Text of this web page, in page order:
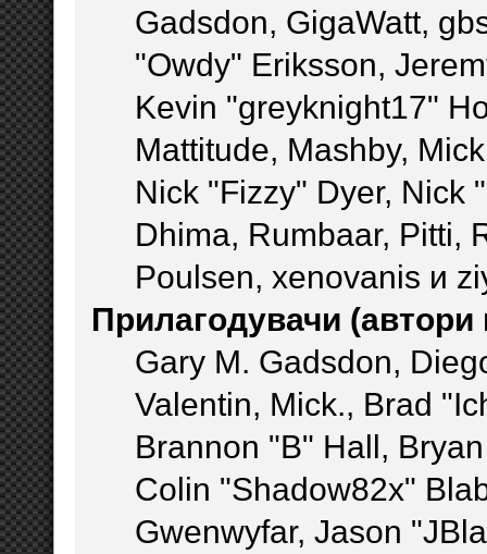
Gadsdon, GigaWatt,
"Owdy" Eriksson,
Kevin "greyknight17"
Mattitude, Mashby,
Nick "Fizzy" Dyer, Nick
Dhima, Rumbaar, Pitti,
Poulsen, xenovanis и
Прилагодувачи
Gary M. Gadsdon,
Valentin, Mick., Brad
Brannon "B" Hall,
Colin "Shadow82x"
Gwenwyfar, Jason